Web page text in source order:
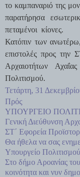
το καμπαναριό της
παρατήρησα
πεταμένοι κίονες.
Κατόπιν των
επιστολές προς την
Αρχαιοτήτων
Πολιτισμού.
Τετάρτη, 31
Πρός
ΥΠΟΥΡΓΕΙΟ
Γενική Διεύθυνση
ΣΤ΄ Εφορεία
Θα ήθελα να σας
Υπουργείο
Στο δήμο Αροανίας
κοινότητα και νυν